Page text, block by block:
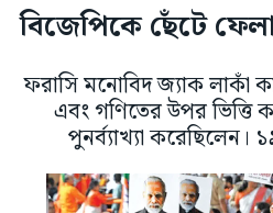
বিজেপিকে ছেঁটে
ফরাসি মনোবিদ জ্যাক লাকাঁ
এবং গণিতের উপর ভিত্তি
পুনর্ব্যাখ্যা করেছিলেন।